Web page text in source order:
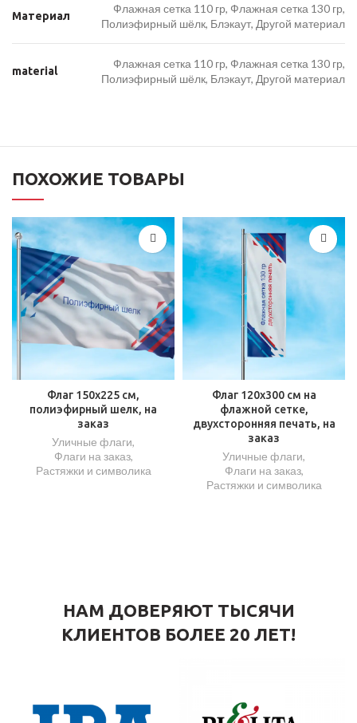
Материал
Флажная сетка 110 гр, Флажная сетка 130 гр,
Полиэфирный шёлк, Блэкаут, Другой материал
material
Флажная сетка 110 гр, Флажная сетка 130 гр,
Полиэфирный шёлк, Блэкаут, Другой материал
ПОХОЖИЕ ТОВАРЫ
Флаг 150х225 см,
полиэфирный шелк, на
заказ
Уличные флаги,
Флаги на заказ,
Растяжки и символика
Флаг 120х300 см на
флажной сетке,
двухсторонняя печать, на
заказ
Уличные флаги,
Флаги на заказ,
Растяжки и символика
НАМ ДОВЕРЯЮТ ТЫСЯЧИ
КЛИЕНТОВ БОЛЕЕ 20 ЛЕТ!